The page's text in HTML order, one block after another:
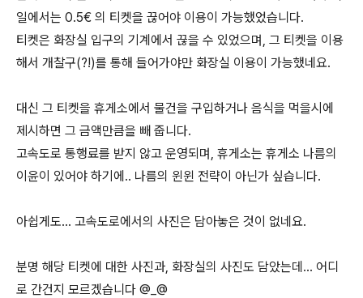
일에서는 0.5€ 의 티켓을 끊어야 이용이 가능했었습니다.
티켓은 화장실 입구의 기계에서 끊을 수 있었으며, 그 티켓을 이용
해서 개찰구(?!)를 통해 들어가야만 화장실 이용이 가능했네요.
대신 그 티켓을 휴게소에서 물건을 구입하거나 음식을 먹을시에
제시하면 그 금액만큼을 빼 줍니다.
고속도로 통행료를 받지 않고 운영되며, 휴게소는 휴게소 나름의
이윤이 있어야 하기에.. 나름의 윈윈 전략이 아닌가 싶습니다.
아쉽게도... 고속도로에서의 사진은 담아놓은 것이 없네요.
분명 해당 티켓에 대한 사진과, 화장실의 사진도 담았는데... 어디
로 간건지 모르겠습니다 @_@